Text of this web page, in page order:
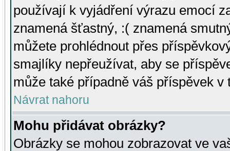
používají k vyjádření výrazu emocí
znamená šťastný, :( znamená
můžete prohlédnout přes
smajlíky nepřeužívat, aby se
může také případně váš příspěvek v
Návrat nahoru
Mohu přidávat obrázky?
Obrázky se mohou zobrazovat ve